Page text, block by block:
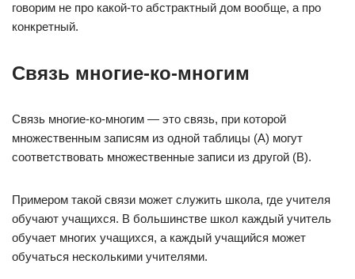
говорим не про какой-то абстрактный дом вообще, а про
конкретный.
Связь многие-ко-многим
Связь многие-ко-многим — это связь, при которой
множественным записям из одной таблицы (A) могут
соответствовать множественные записи из другой (B).
Примером такой связи может служить школа, где учителя
обучают учащихся. В большинстве школ каждый учитель
обучает многих учащихся, а каждый учащийся может
обучаться несколькими учителями.